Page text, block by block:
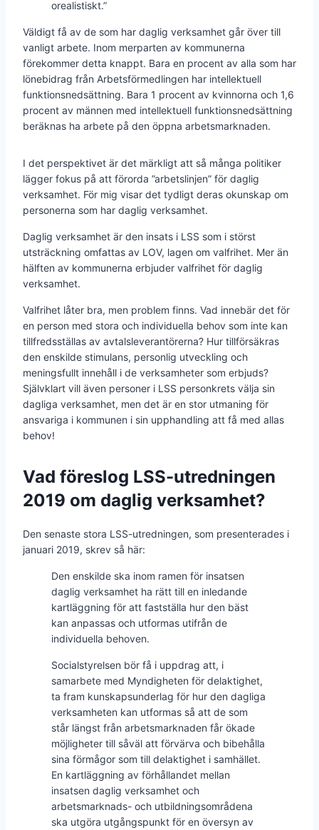
orealistiskt.”
Väldigt få av de som har daglig verksamhet går över till
vanligt arbete. Inom merparten av kommunerna
förekommer detta knappt. Bara en procent av alla som har
lönebidrag från Arbetsförmedlingen har intellektuell
funktionsnedsättning. Bara 1 procent av kvinnorna och 1,6
procent av männen med intellektuell funktionsnedsättning
beräknas ha arbete på den öppna arbetsmarknaden.
I det perspektivet är det märkligt att så många politiker
lägger fokus på att förorda ”arbetslinjen” för daglig
verksamhet. För mig visar det tydligt deras okunskap om
personerna som har daglig verksamhet.
Daglig verksamhet är den insats i LSS som i störst
utsträckning omfattas av LOV, lagen om valfrihet. Mer än
hälften av kommunerna erbjuder valfrihet för daglig
verksamhet.
Valfrihet låter bra, men problem finns. Vad innebär det för
en person med stora och individuella behov som inte kan
tillfredsställas av avtalsleverantörerna? Hur tillförsäkras
den enskilde stimulans, personlig utveckling och
meningsfullt innehåll i de verksamheter som erbjuds?
Självklart vill även personer i LSS personkrets välja sin
dagliga verksamhet, men det är en stor utmaning för
ansvariga i kommunen i sin upphandling att få med allas
behov!
Vad föreslog LSS-utredningen
2019 om daglig verksamhet?
Den senaste stora LSS-utredningen, som presenterades i
januari 2019, skrev så här:
Den enskilde ska inom ramen för insatsen
daglig verksamhet ha rätt till en inledande
kartläggning för att fastställa hur den bäst
kan anpassas och utformas utifrån de
individuella behoven.
Socialstyrelsen bör få i uppdrag att, i
samarbete med Myndigheten för delaktighet,
ta fram kunskapsunderlag för hur den dagliga
verksamheten kan utformas så att de som
står längst från arbetsmarknaden får ökade
möjligheter till såväl att förvärva och bibehålla
sina förmågor som till delaktighet i samhället.
En kartläggning av förhållandet mellan
insatsen daglig verksamhet och
arbetsmarknads- och utbildningsområdena
ska utgöra utgångspunkt för en översyn av